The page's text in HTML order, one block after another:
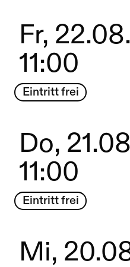
Fr,
11:00
Eintritt frei
Do,
11:00
Eintritt frei
Mi,